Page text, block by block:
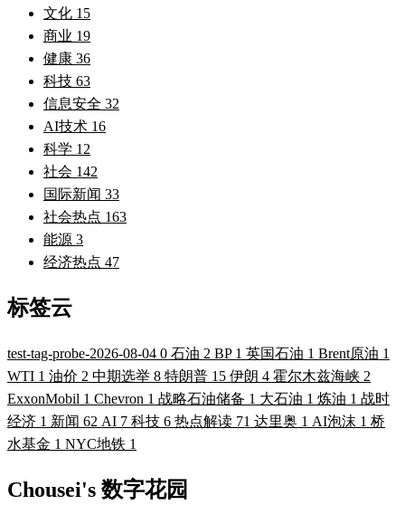
文化 15
商业 19
健康 36
科技 63
信息安全 32
AI技术 16
科学 12
社会 142
国际新闻 33
社会热点 163
能源 3
经济热点 47
标签云
test-tag-probe-2026-08-04 0 石油 2 BP 1 英国石油 1 Brent原油 1
WTI 1 油价 2 中期选举 8 特朗普 15 伊朗 4 霍尔木兹海峡 2
ExxonMobil 1 Chevron 1 战略石油储备 1 大石油 1 炼油 1 战时
经济 1 新闻 62 AI 7 科技 6 热点解读 71 达里奥 1 AI泡沫 1 桥
水基金 1 NYC地铁 1
Chousei's 数字花园